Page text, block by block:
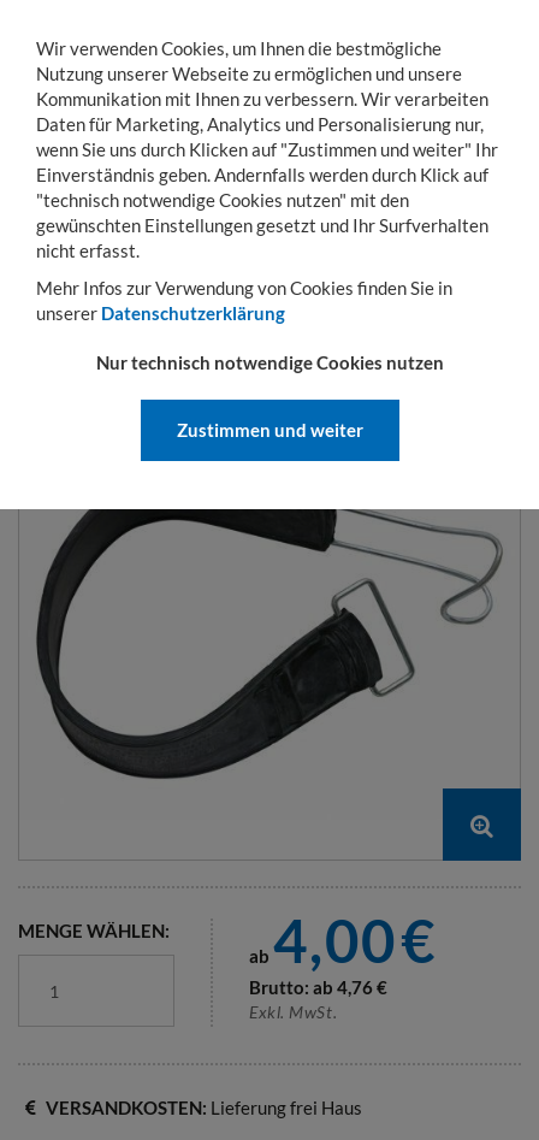
Toggle
navigation
MENÜ KONTO WARENKORB
Sie sind hier: Transportwagen Rollbehälter
GUMMISPANNGURT
MENGE WÄHLEN:
ab 4,00€
Brutto: ab 4,76€
Exkl. MwSt.
VERSANDKOSTEN: Lieferung frei Haus
Wir verwenden Cookies, um Ihnen die bestmögliche
Nutzung unserer Webseite zu ermöglichen und unsere
Kommunikation mit Ihnen zu verbessern. Wir verarbeiten
Daten für Marketing, Analytics und Personalisierung nur,
wenn Sie uns durch Klicken auf "Zustimmen und weiter" Ihr
Einverständnis geben. Andernfalls werden durch Klick auf
"technisch notwendige Cookies nutzen" mit den
gewünschten Einstellungen gesetzt und Ihr Surfverhalten
nicht erfasst.
Mehr Infos zur Verwendung von Cookies finden Sie in
unserer Datenschutzerklärung
Nur technisch notwendige Cookies nutzen
Zustimmen und weiter